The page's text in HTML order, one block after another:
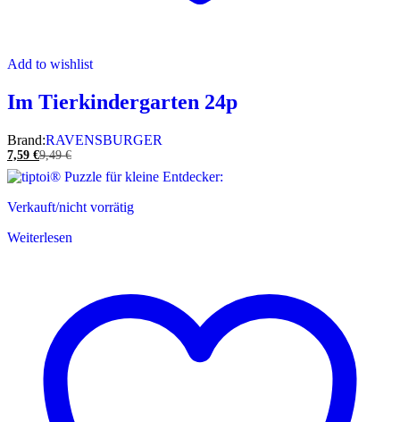
Add to wishlist
Im Tierkindergarten 24p
Brand:RAVENSBURGER
7,59 €9,49€
Verkauft/nicht vorrätig
Weiterlesen